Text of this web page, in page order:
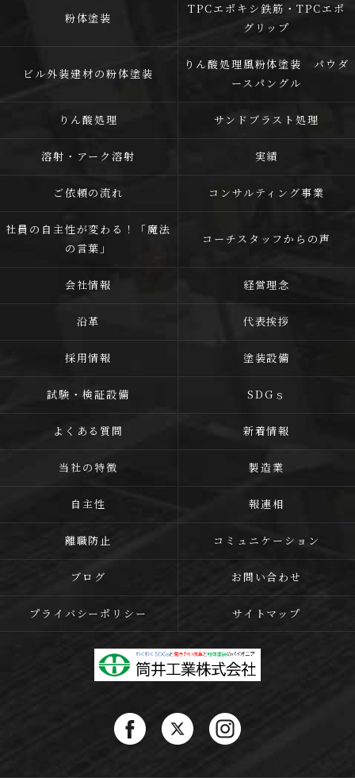
粉体塗装
TPCエポキシ鉄筋・TPCエポ
グリップ
ビル外装建材の粉体塗装
りん酸処理風粉体塗装 パウダ
ースパングル
りん酸処理 サンドブラスト処理
溶射・アーク溶射 実績
ご依頼の流れ コンサルティング事業
社員の自主性が変わる！「魔法
の言葉」
コーチスタッフからの声
会社情報 経営理念
沿革 代表挨拶
採用情報 塗装設備
試験・検証設備 SDGｓ
よくある質問 新着情報
当社の特徴 製造業
自主性 報連相
離職防止 コミュニケーション
ブログ お問い合わせ
プライバシーポリシー サイトマップ